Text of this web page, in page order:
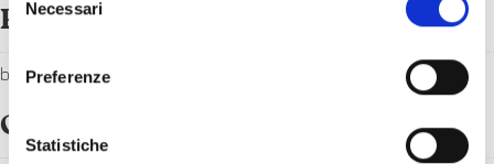
delNecessari
Preferenze
Statistiche
Patate al forno
baked potatoes
Caponata di verdure